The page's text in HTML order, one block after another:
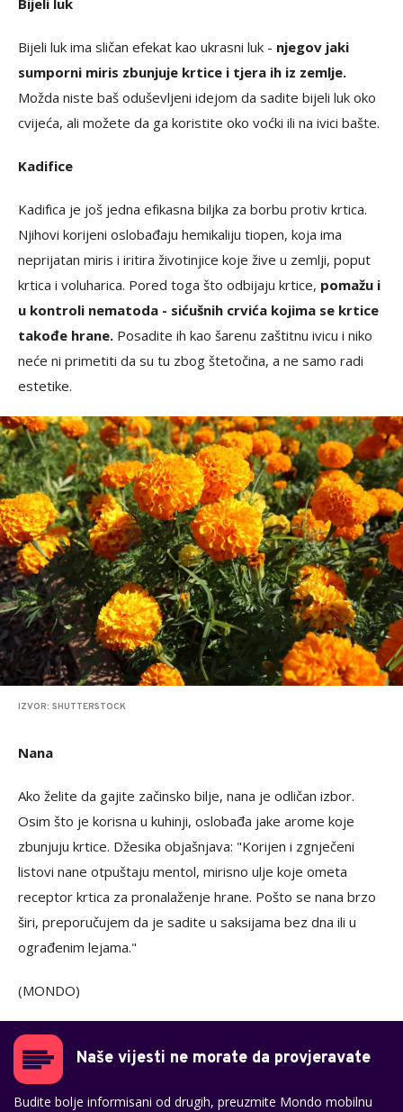
Bijeli luk
Bijeli luk ima sličan efekat kao ukrasni luk - njegov jaki
sumporni miris zbunjuje krtice i tjera ih iz zemlje.
Možda niste baš oduševljeni idejom da sadite bijeli luk oko
cvijeća, ali možete da ga koristite oko voćki ili na ivici bašte.
Kadifice
Kadifica je još jedna efikasna biljka za borbu protiv krtica.
Njihovi korijeni oslobađaju hemikaliju tiopen, koja ima
neprijatan miris i iritira životinjice koje žive u zemlji, poput
krtica i voluharica. Pored toga što odbijaju krtice, pomažu i
u kontroli nematoda - sićušnih crvića kojima se krtice
takođe hrane. Posadite ih kao šarenu zaštitnu ivicu i niko
neće ni primetiti da su tu zbog štetočina, a ne samo radi
estetike.
IZVOR: SHUTTERSTOCK
Nana
Ako želite da gajite začinsko bilje, nana je odličan izbor.
Osim što je korisna u kuhinji, oslobađa jake arome koje
zbunjuju krtice. Džesika objašnjava: "Korijen i zgnječeni
listovi nane otpuštaju mentol, mirisno ulje koje ometa
receptor krtica za pronalaženje hrane. Pošto se nana brzo
širi, preporučujem da je sadite u saksijama bez dna ili u
ograđenim lejama."
(MONDO)
Naše vijesti ne morate da provjeravate
Budite bolje informisani od drugih, preuzmite Mondo mobilnu